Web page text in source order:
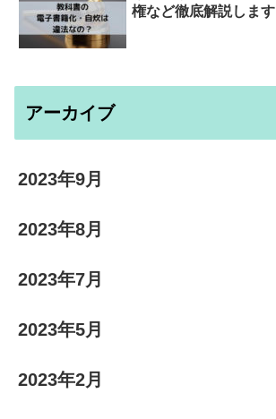
権など徹底解説します
アーカイブ
2023年9月
2023年8月
2023年7月
2023年5月
2023年2月